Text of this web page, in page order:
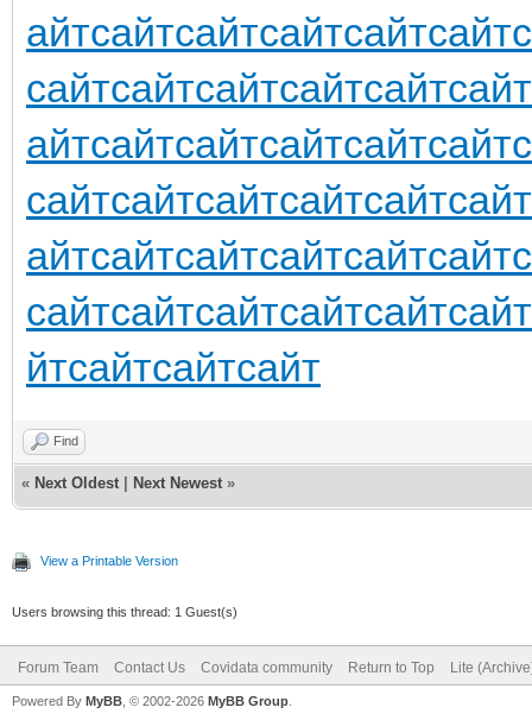
айтсайтсайтсайтсайтсайт
сайтсайтсайтсайтсайтсайт
айтсайтсайтсайтсайтсайт
сайтсайтсайтсайтсайтсайт
айтсайтсайтсайтсайтсайт
сайтсайтсайтсайтсайтсайт
йтсайтсайтсайт
Find
« Next Oldest Next Newest »
View a Printable Version
Users browsing this thread: 1 Guest(s)
Forum Team Contact Us Covidata community Return to Top Lite
Powered By MyBB , © 2002-2026 MyBB Group